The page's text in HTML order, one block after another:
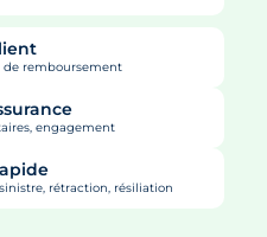
de remboursement
engagement
rétraction, résiliation